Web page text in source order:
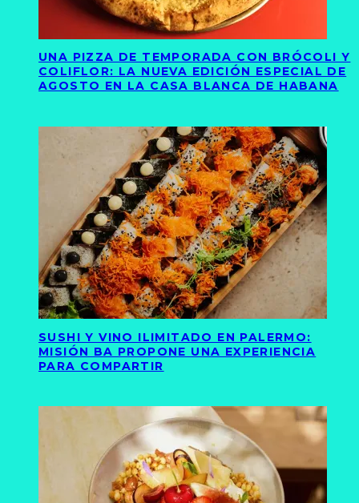
UNA PIZZA DE TEMPORADA CON BRÓCOLI Y
COLIFLOR: LA NUEVA EDICIÓN ESPECIAL DE
AGOSTO EN LA CASA BLANCA DE HABANA
SUSHI Y VINO ILIMITADO EN PALERMO:
MISIÓN BA PROPONE UNA EXPERIENCIA
PARA COMPARTIR